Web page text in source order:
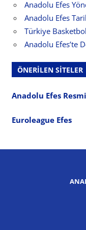
Anadolu Efes
Anadolu Efes
Türkiye
Anadolu Efes’te
ÖNERILEN SITELER
Anadolu Efes
Euroleague Efes